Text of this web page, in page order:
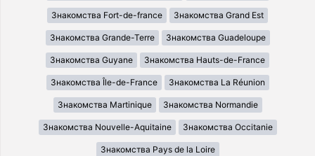
Знакомства Fort-de-france Знакомства Grand Est
Знакомства Grande-Terre Знакомства Guadeloupe
Знакомства Guyane Знакомства Hauts-de-France
Знакомства Île-de-France Знакомства La Réunion
Знакомства Martinique Знакомства Normandie
Знакомства Nouvelle-Aquitaine Знакомства Occitanie
Знакомства Pays de la Loire